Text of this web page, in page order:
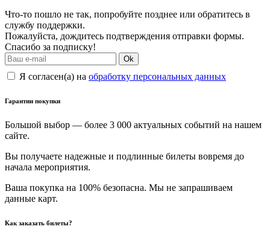
Что-то пошло не так, попробуйте позднее или обратитесь в
службу поддержки.
Пожалуйста, дождитесь подтверждения отправки формы.
Спасибо за подписку!
Ok
Я согласен(а) на обработку персональных данных
Гарантии покупки
Большой выбор — более 3 000 актуальных событий на нашем
сайте.
Вы получаете надежные и подлинные билеты вовремя до
начала мероприятия.
Ваша покупка на 100% безопасна. Мы не запрашиваем
данные карт.
Как заказать билеты?